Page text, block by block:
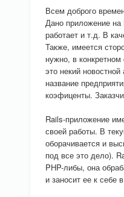
Всем доброго
Дано приложение на
работает и т.д. В
Также, имеется
нужно, в
это некий
название
коэфиценты.
Rails-приложение
своей работы. В
оборачивается и
под все это дело).
PHP-либы, она
и заносит ее к себе